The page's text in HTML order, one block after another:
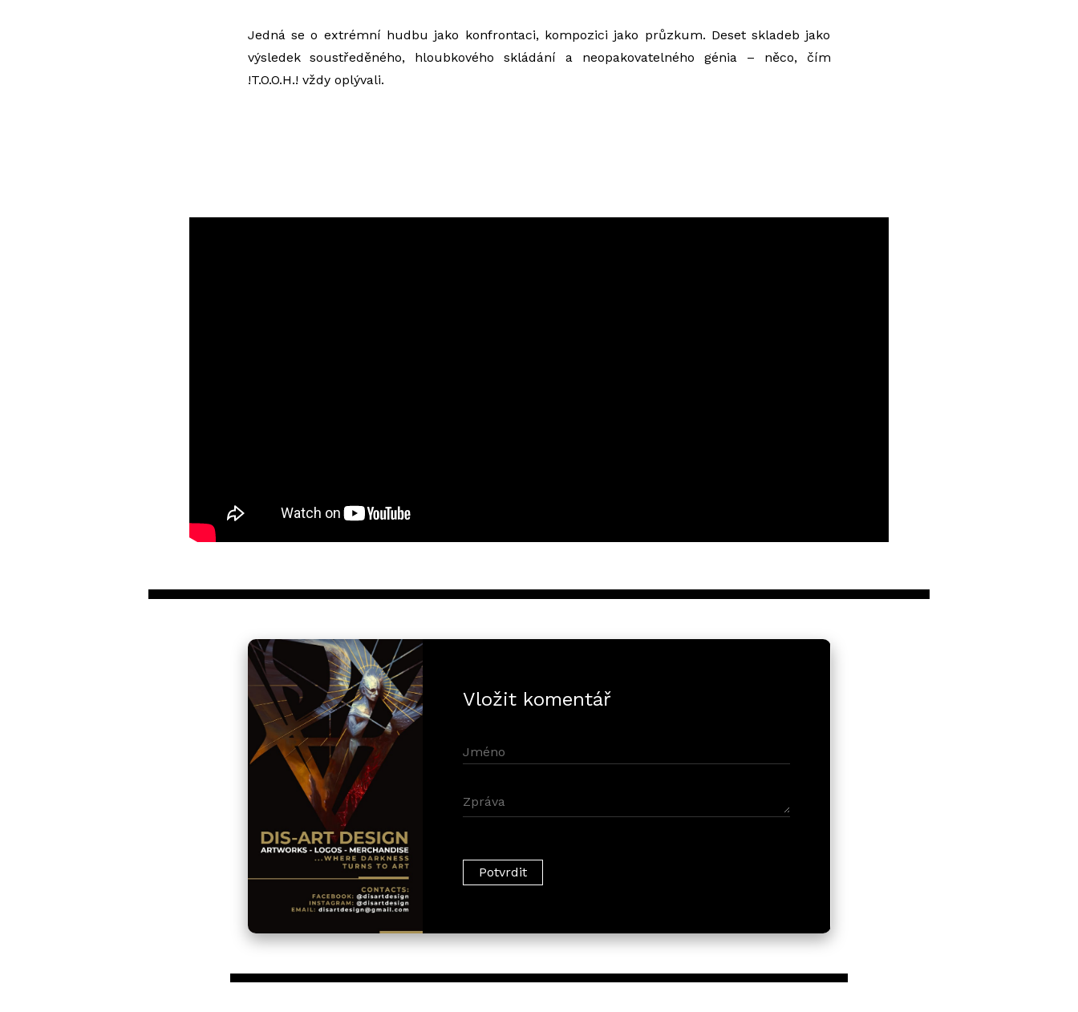
Jedná se o extrémní hudbu jako konfrontaci, kompozici jako průzkum. Deset skladeb jako
výsledek soustředěného, hloubkového skládání a neopakovatelného génia – něco, čím
!T.O.O.H.! vždy oplývali.
Vložit komentář